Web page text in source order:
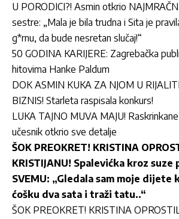
U PORODICI?! Asmin otkrio
sestre: „Mala je bila trudna i Sita je
g*rnu, da bude nesretan slučaj!“
50 GODINA KARIJERE: Zagrebačka
hitovima Hanke Paldum
DOK ASMIN KUKA ZA NJOM U
BIZNIS! Starleta raspisala konkurs!
LUKA TAJNO MUVA MAJU!
učesnik otkrio sve detalje
ŠOK PREOKRET! KRISTINA
KRISTIJANU! Spalevićka kroz
SVEMU: „Gledala sam moje dijete
ćošku dva sata i traži tatu..“
ŠOK PREOKRET! KRISTINA